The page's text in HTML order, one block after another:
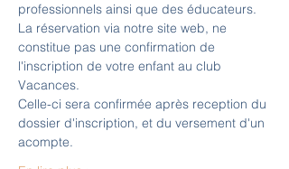
professionnels ainsi que des éducateurs.
La réservation via notre site web, ne
constitue pas une confirmation de
l'inscription de votre enfant au club
Vacances.
Celle-ci sera confirmée après reception du
dossier d'inscription, et du versement d'un
acompte.